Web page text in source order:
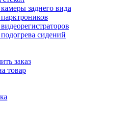
заднего вида
сидений
заказ
товар